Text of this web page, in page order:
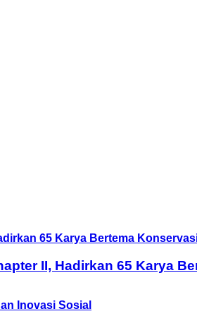
II, Hadirkan 65 Karya